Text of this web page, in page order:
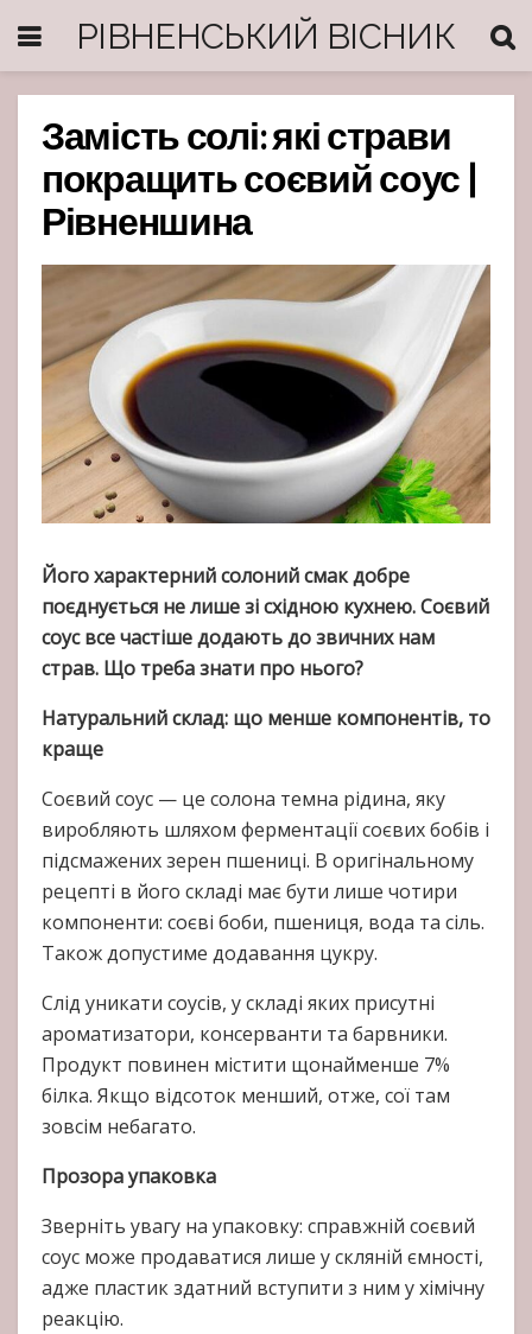
РІВНЕНСЬКИЙ ВІСНИК
Замість солі: які страви
покращить соєвий соус |
Рівненшина
Його характерний солоний смак добре
поєднується не лише зі східною кухнею. Соєвий
соус все частіше додають до звичних нам
страв. Що треба знати про нього?
Натуральний склад: що менше компонентів, то
краще
Соєвий соус — це солона темна рідина, яку
виробляють шляхом ферментації соєвих бобів і
підсмажених зерен пшениці. В оригінальному
рецепті в його складі має бути лише чотири
компоненти: соєві боби, пшениця, вода та сіль.
Також допустиме додавання цукру.
Слід уникати соусів, у складі яких присутні
ароматизатори, консерванти та барвники.
Продукт повинен містити щонайменше 7%
білка. Якщо відсоток менший, отже, сої там
зовсім небагато.
Прозора упаковка
Зверніть увагу на упаковку: справжній соєвий
соус може продаватися лише у скляній ємності,
адже пластик здатний вступити з ним у хімічну
реакцію.